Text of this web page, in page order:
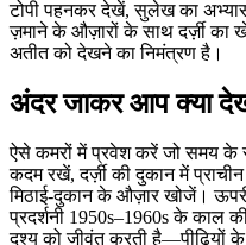
टोपी पहनकर देखें, सुलेख का
ज़माने के औज़ारों के साथ दर्ज़ी
अतीत को देखने का निमंत्रण है।
अंदर जाकर आप क्या
ऐसे कमरों में प्रवेश करें जो समय के
कदम रखें, दर्ज़ी की दुकान में
मिठाई-दुकान के औज़ार खोजें।
प्रदर्शनी 1950s–1960s के काल
दृश्य को जीवंत करती है—पीढ़ियों के